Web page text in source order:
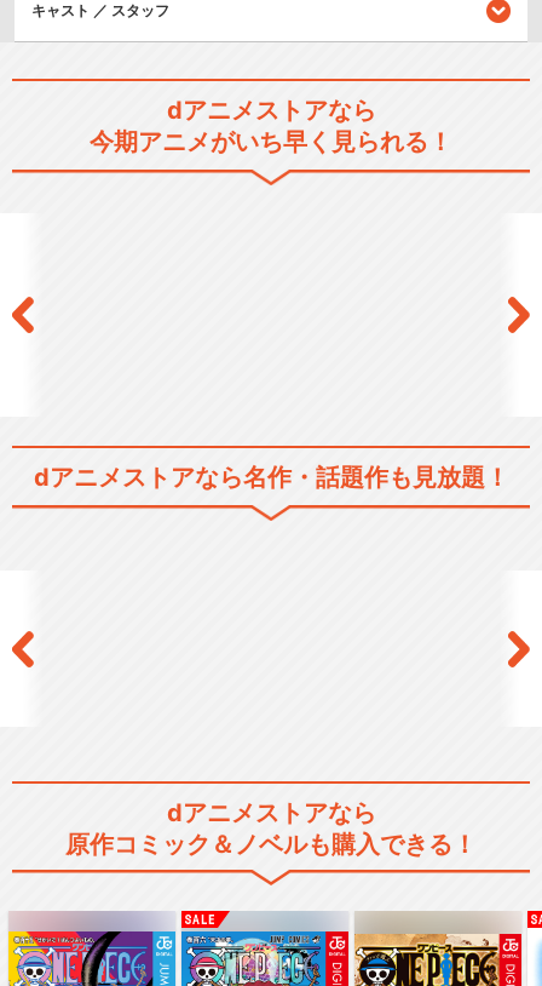
立てろ！歴史を変える大航海が、今、出航の時を迎える！！
ドラマ/青春
シリーズ／関連のアニメ作品
ワンピース チョッパー登場・
冬島編
ワンピース 空島・スカイピア
編
ワンピース 空島・黄金の鐘編
キャスト ／ スタッフ
dアニメストアなら
今期アニメがいち早く見られる！
dアニメストアなら名作・話題作も見放題！
dアニメストアなら
原作コミック＆ノベルも購入できる！